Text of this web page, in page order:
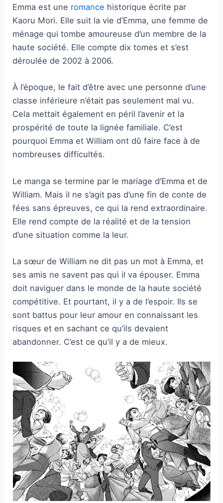
Emma est une romance historique écrite par
Kaoru Mori. Elle suit la vie d’Emma, une femme de
ménage qui tombe amoureuse d’un membre de la
haute société. Elle compte dix tomes et s’est
déroulée de 2002 à 2006.
À l’époque, le fait d’être avec une personne d’une
classe inférieure n’était pas seulement mal vu.
Cela mettait également en péril l’avenir et la
prospérité de toute la lignée familiale. C’est
pourquoi Emma et William ont dû faire face à de
nombreuses difficultés.
Le manga se termine par le mariage d’Emma et de
William. Mais il ne s’agit pas d’une fin de conte de
fées sans épreuves, ce qui la rend extraordinaire.
Elle rend compte de la réalité et de la tension
d’une situation comme la leur.
La sœur de William ne dit pas un mot à Emma, et
ses amis ne savent pas qui il va épouser. Emma
doit naviguer dans le monde de la haute société
compétitive. Et pourtant, il y a de l’espoir. Ils se
sont battus pour leur amour en connaissant les
risques et en sachant ce qu’ils devaient
abandonner. C’est ce qu’il y a de mieux.